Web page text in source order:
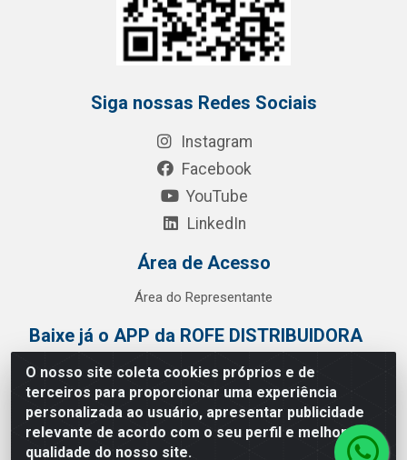
O nosso site coleta cookies próprios e de
terceiros para proporcionar uma experiência
personalizada ao usuário, apresentar publicidade
relevante de acordo com o seu perfil e melhorar a
qualidade do nosso site.
Siga nossas Redes Sociais
Instagram
Facebook
YouTube
LinkedIn
Área de Acesso
Área do Representante
Baixe já o APP da ROFE DISTRIBUIDORA